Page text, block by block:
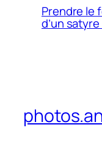
Prendre le
d’un